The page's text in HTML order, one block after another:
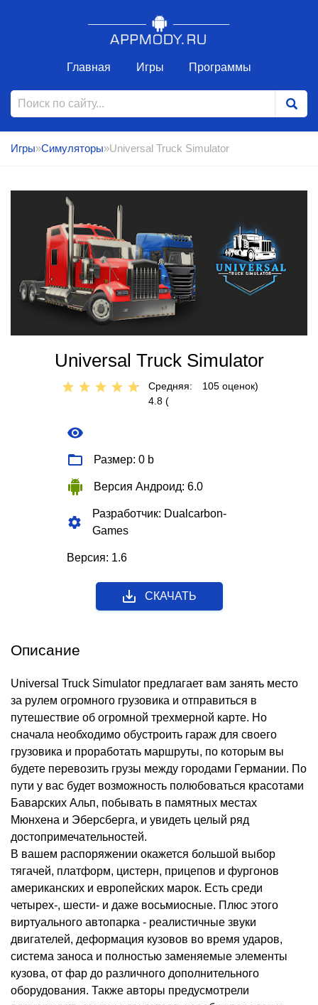
Главная Игры Программы
Игры»Симуляторы»Universal Truck Simulator
Universal Truck Simulator
Средняя:
4.8 (
105 оценок)
Размер: 0 b
Версия Андроид: 6.0
Разработчик: Dualcarbon-
Games
Версия: 1.6
СКАЧАТЬ
Описание
Universal Truck Simulator предлагает вам занять место
за рулем огромного грузовика и отправиться в
путешествие об огромной трехмерной карте. Но
сначала необходимо обустроить гараж для своего
грузовика и проработать маршруты, по которым вы
будете перевозить грузы между городами Германии. По
пути у вас будет возможность полюбоваться красотами
Баварских Альп, побывать в памятных местах
Мюнхена и Эберсберга, и увидеть целый ряд
достопримечательностей.
В вашем распоряжении окажется большой выбор
тягачей, платформ, цистерн, прицепов и фургонов
американских и европейских марок. Есть среди
четырех-, шести- и даже восьмиосные. Плюс этого
виртуального автопарка - реалистичные звуки
двигателей, деформация кузовов во время ударов,
система заноса и полностью заменяемые элементы
кузова, от фар до различного дополнительного
оборудования. Также авторы предусмотрели